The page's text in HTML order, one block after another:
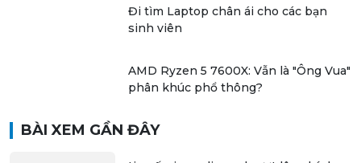
Đi tìm Laptop chân ái cho các bạn
sinh viên
AMD Ryzen 5 7600X: Vẫn là "Ông Vua"